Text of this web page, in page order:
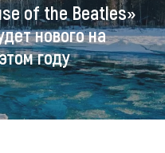
форум
Алтайская
зимовка
of the Beatles»
нового на
году